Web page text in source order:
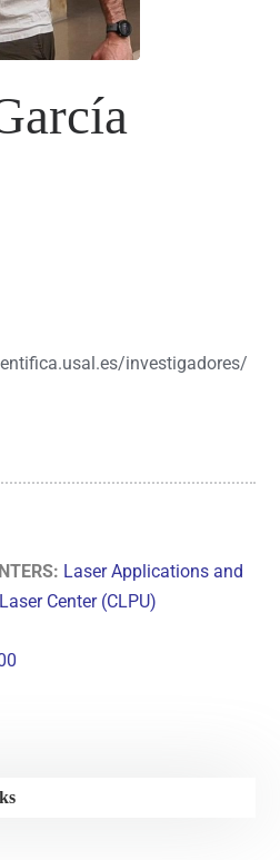
investigadores/
Laser Applications and
Center (CLPU)